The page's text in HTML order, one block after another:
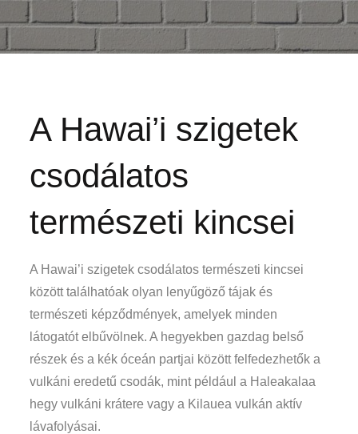
A Hawai’i szigetek
csodálatos
természeti kincsei
A Hawai’i szigetek csodálatos természeti kincsei
között találhatóak olyan lenyűgöző tájak és
természeti képződmények, amelyek minden
látogatót elbűvölnek. A hegyekben gazdag belső
részek és a kék óceán partjai között felfedezhetők a
vulkáni eredetű csodák, mint például a Haleakalaa
hegy vulkáni krátere vagy a Kilauea vulkán aktív
lávafolyásai.